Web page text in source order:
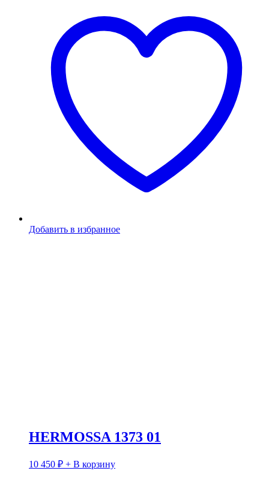
Добавить в избранное
HERMOSSA 1373 01
10 450 ₽ + В корзину